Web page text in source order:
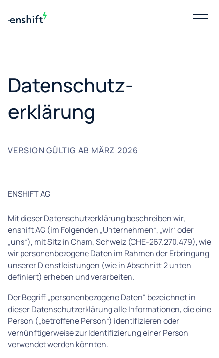
Datenschutz-
erklärung
VERSION GÜLTIG AB MÄRZ 2026
ENSHIFT AG
Mit dieser Datenschutzerklärung beschreiben wir,
enshift AG (im Folgenden „Unternehmen“, „wir“ oder
„uns“), mit Sitz in Cham, Schweiz (CHE-267.270.479), wie
wir personenbezogene Daten im Rahmen der Erbringung
unserer Dienstleistungen (wie in Abschnitt 2 unten
definiert) erheben und verarbeiten.
Der Begriff „personenbezogene Daten“ bezeichnet in
dieser Datenschutzerklärung alle Informationen, die eine
Person („betroffene Person“) identifizieren oder
vernünftigerweise zur Identifizierung einer Person
verwendet werden könnten.